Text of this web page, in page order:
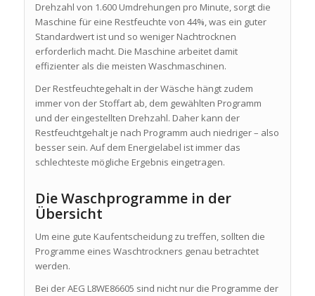
Drehzahl von 1.600 Umdrehungen pro Minute, sorgt die
Maschine für eine Restfeuchte von 44%, was ein guter
Standardwert ist und so weniger Nachtrocknen
erforderlich macht. Die Maschine arbeitet damit
effizienter als die meisten Waschmaschinen.
Der Restfeuchtegehalt in der Wäsche hängt zudem
immer von der Stoffart ab, dem gewählten Programm
und der eingestellten Drehzahl. Daher kann der
Restfeuchtgehalt je nach Programm auch niedriger – also
besser sein. Auf dem Energielabel ist immer das
schlechteste mögliche Ergebnis eingetragen.
Die Waschprogramme in der
Übersicht
Um eine gute Kaufentscheidung zu treffen, sollten die
Programme eines Waschtrockners genau betrachtet
werden.
Bei der AEG L8WE86605 sind nicht nur die Programme der